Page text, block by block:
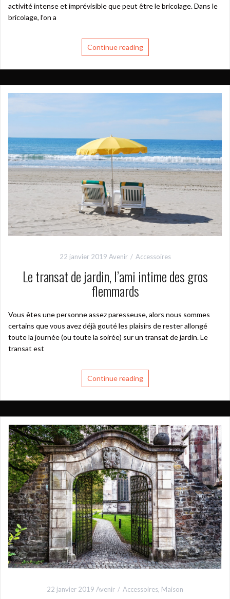
activité intense et imprévisible que peut être le bricolage. Dans le
bricolage, l’on a
Continue reading
22 janvier 2019 Avenir Accessoires
Le transat de jardin, l’ami intime des gros
flemmards
Vous êtes une personne assez paresseuse, alors nous sommes
certains que vous avez déjà gouté les plaisirs de rester allongé
toute la journée (ou toute la soirée) sur un transat de jardin. Le
transat est
Continue reading
22 janvier 2019 Avenir Accessoires, Maison